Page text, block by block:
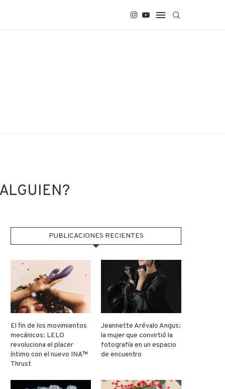
PUBLICACIONES RECIENTES
El fin de los movimientos
mecánicos: LELO
revoluciona el placer
íntimo con el nuevo INA™
Thrust
Jeannette Arévalo Angus:
la mujer que convirtió la
fotografía en un espacio
de encuentro